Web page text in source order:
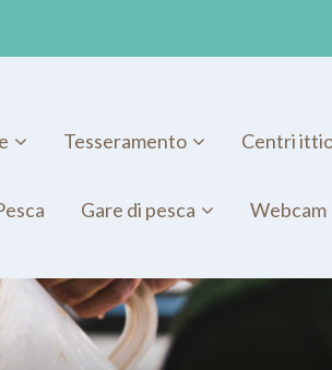
Tesseramento Centri
Gare di pesca Webcam